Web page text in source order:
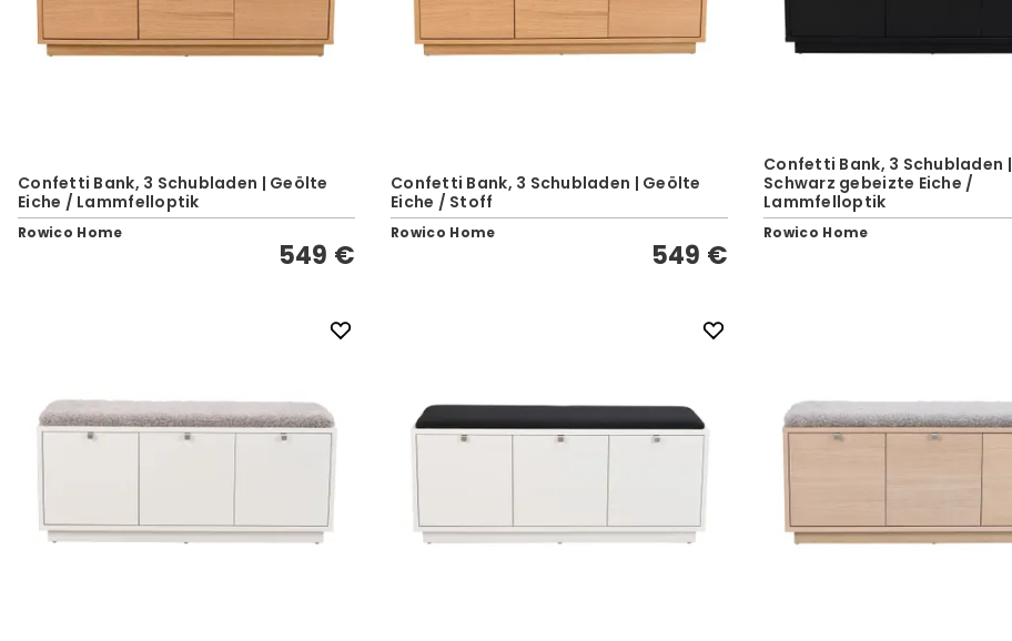
Confetti Bank, 3 Schubladen | Geölte
Eiche / Lammfelloptik
Rowico Home
549 €
Confetti Bank, 3 Schubladen | Geölte
Eiche / Stoff
Rowico Home
549 €
Confetti Bank, 3 Schubladen |
Schwarz gebeizte Eiche /
Lammfelloptik
Rowico Home